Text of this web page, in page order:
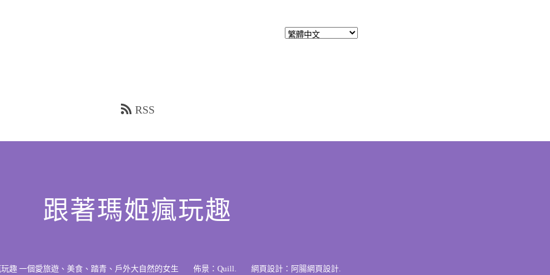
RSS
跟著瑪姬瘋玩趣
趣 一個愛旅遊、美食、踏青、戶外大自然的女生 佈景： Quill. 網頁設計： 阿腸網頁設計.